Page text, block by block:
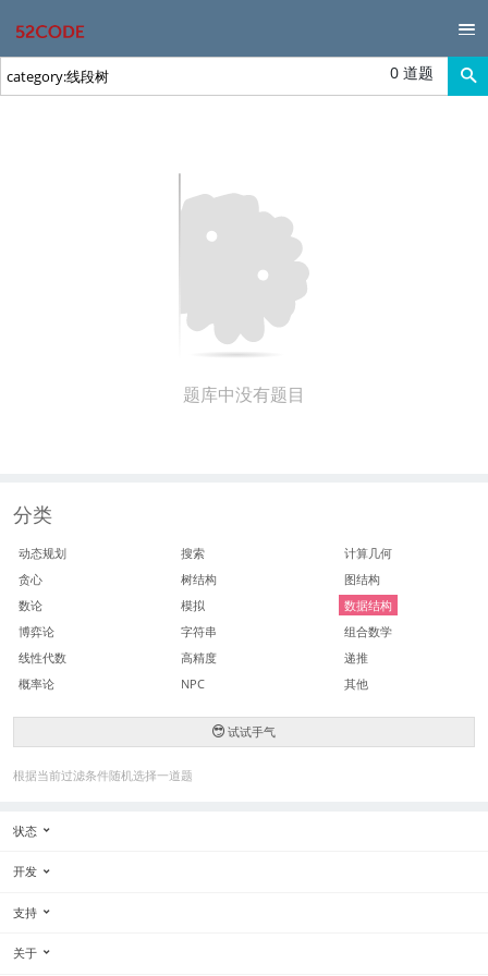
0 道题
题库中没有题目
分类
动态规划 搜索
计算几何
贪心
树结构
图结构
数论
模拟
数据结构
博弈论
字符串
组合数学
线性代数
高精度
递推
概率论
NPC 其他
试试手气
根据当前过滤条件随机选择一道题
状态
开发
支持
关于